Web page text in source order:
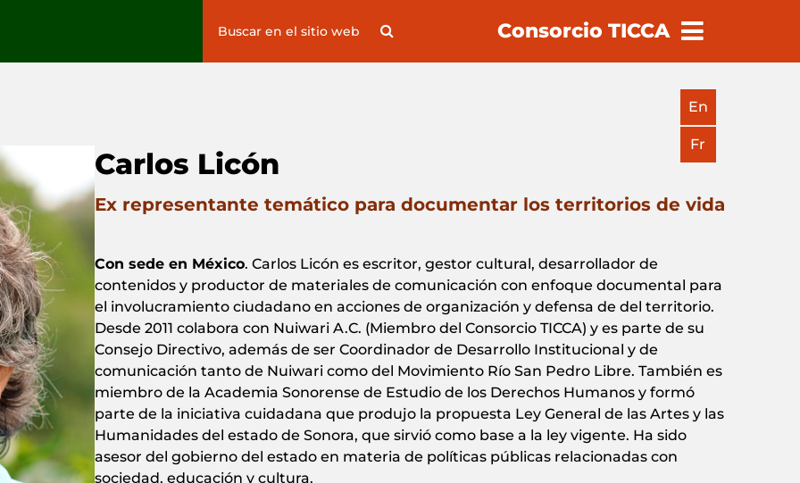
Search
Consorcio TICCA
En
Fr
Carlos Licón
Ex representante temático para documentar los territorios de vida
Con sede en México. Carlos Licón es escritor, gestor cultural, desarrollador de
contenidos y productor de materiales de comunicación con enfoque documental para
el involucramiento ciudadano en acciones de organización y defensa de del territorio.
Desde 2011 colabora con Nuiwari A.C. (Miembro del Consorcio TICCA) y es parte de su
Consejo Directivo, además de ser Coordinador de Desarrollo Institucional y de
comunicación tanto de Nuiwari como del Movimiento Río San Pedro Libre. También es
miembro de la Academia Sonorense de Estudio de los Derechos Humanos y formó
parte de la iniciativa cuidadana que produjo la propuesta Ley General de las Artes y las
Humanidades del estado de Sonora, que sirvió como base a la ley vigente. Ha sido
asesor del gobierno del estado en materia de políticas públicas relacionadas con
sociedad, educación y cultura.